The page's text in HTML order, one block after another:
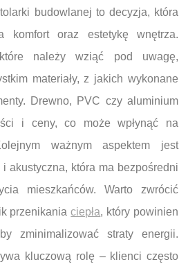
budowlanej to decyzja, która
komfort oraz estetykę wnętrza.
należy wziąć pod uwagę,
materiały, z jakich wykonane
Drewno, PVC czy aluminium
i ceny, co może wpłynąć na
ważnym aspektem jest
akustyczna, która ma bezpośredni
mieszkańców. Warto zwrócić
przenikaniaciepła, który powinien
zminimalizować straty energii.
kluczową rolę – klienci często